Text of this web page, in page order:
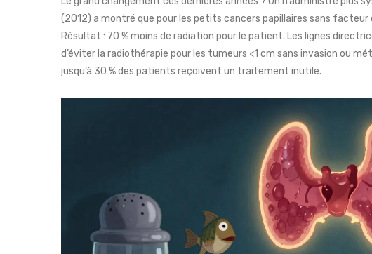
(2012) a montré que pour les petits cancers papillaires sans facteur
Résultat : 70 % moins de radiation pour le patient. Les lignes
d’éviter la radiothérapie pour les tumeurs <1 cm sans invasion ou
jusqu’à 30 % des patients reçoivent un traitement inutile.